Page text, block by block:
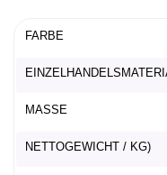
FARBE
MASSE
NETTOGEWICHT / KG)